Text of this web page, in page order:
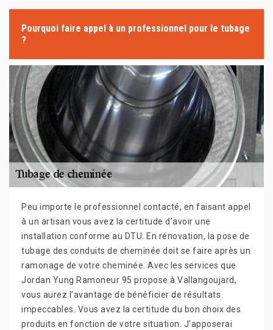
Pourquoi faire appel à un professionnel pour le tubage
?
Peu importe le professionnel contacté, en faisant appel
à un artisan vous avez la certitude d’avoir une
installation conforme au DTU. En rénovation, la pose de
tubage des conduits de cheminée doit se faire après un
ramonage de votre cheminée. Avec les services que
Jordan Yung Ramoneur 95 propose à Vallangoujard,
vous aurez l’avantage de bénéficier de résultats
impeccables. Vous avez la certitude du bon choix des
produits en fonction de votre situation. J’apposerai